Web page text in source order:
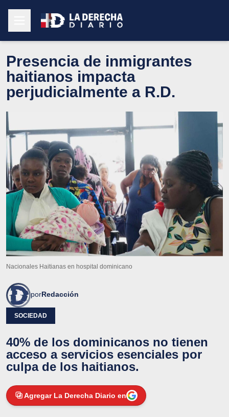
Presencia de inmigrantes
haitianos impacta
perjudicialmente a R.D.
Nacionales Haitianas en hospital dominicano
porRedacción
SOCIEDAD
40% de los dominicanos no tienen
acceso a servicios esenciales por
culpa de los haitianos.
Agregar La Derecha Diario en